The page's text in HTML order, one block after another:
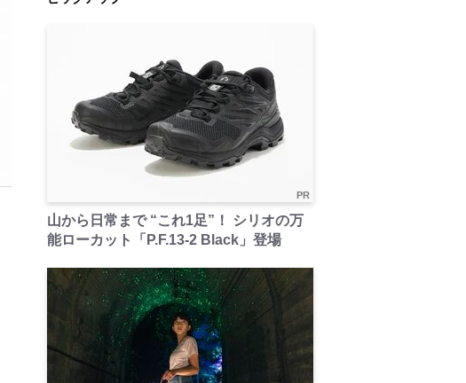
PR
山から日常まで “これ1足”！ シリオの万
能ローカット「P.F.13-2 Black」登場